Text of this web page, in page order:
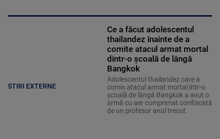
STIRI EXTERNE
Ce a făcut adolescentul
thailandez înainte de a
comite atacul armat mortal
dintr-o școală de lângă
Bangkok
Adolescentul thailandez care a
comis atacul armat mortal într-o
şcoală de lângă Bangkok a avut o
armă cu aer comprimat confiscată
de un profesor anul trecut.